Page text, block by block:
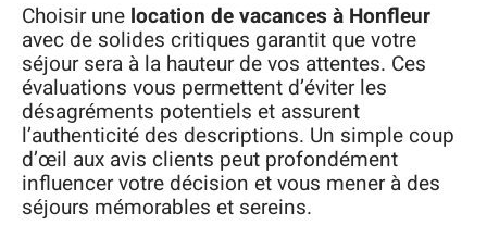
Choisir une location de vacances à Honfleur
avec de solides critiques garantit que votre
séjour sera à la hauteur de vos attentes. Ces
évaluations vous permettent d’éviter les
désagréments potentiels et assurent
l’authenticité des descriptions. Un simple coup
d’œil aux avis clients peut profondément
influencer votre décision et vous mener à des
séjours mémorables et sereins.